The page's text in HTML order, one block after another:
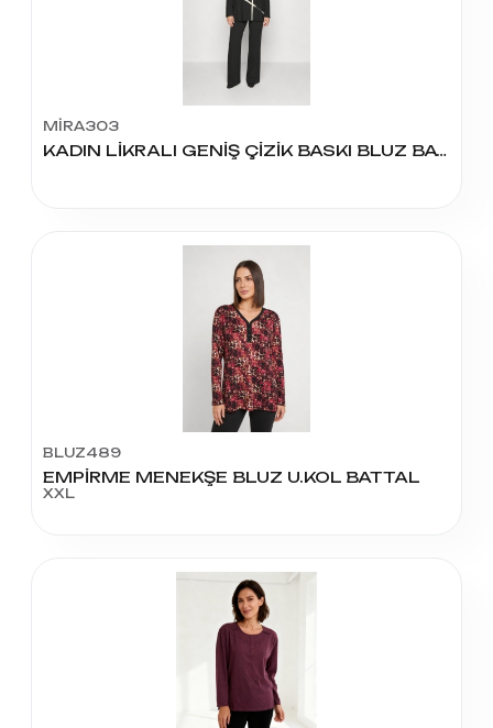
MİRA303
KADIN LİKRALI GENİŞ ÇİZİK BASKI BLUZ BATTAL
BLUZ489
EMPİRME MENEKŞE BLUZ U.KOL BATTAL
XXL